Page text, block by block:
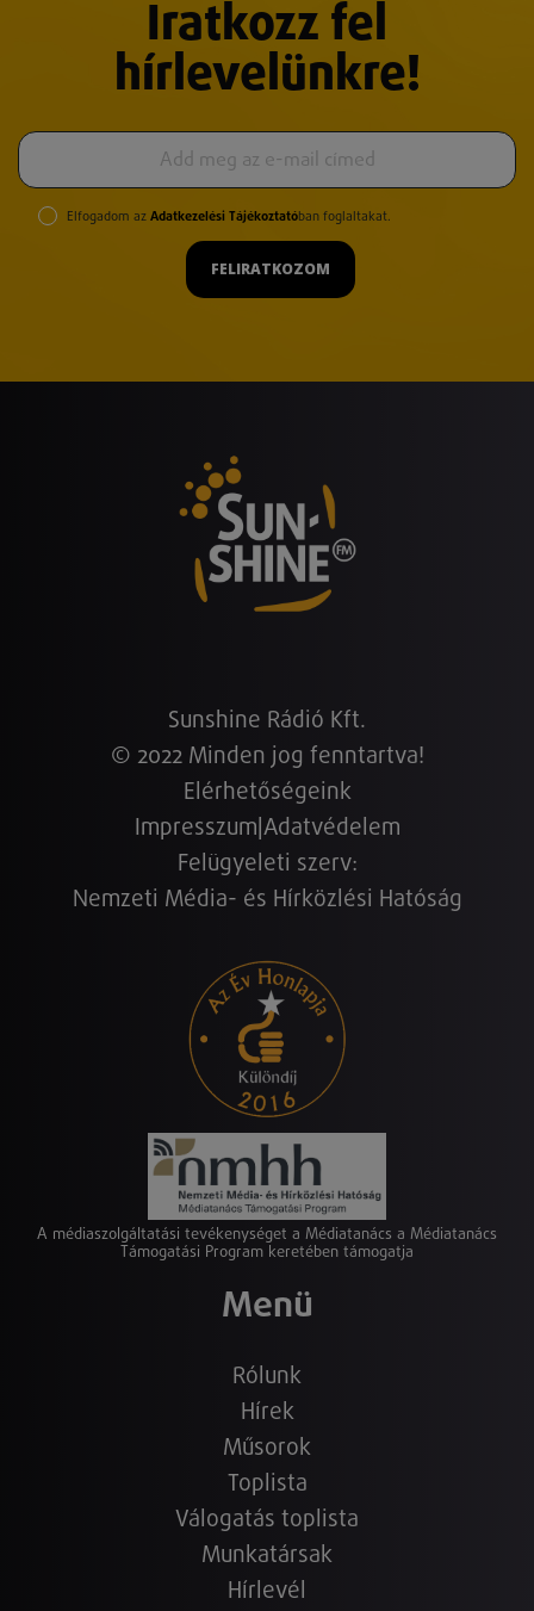
Iratkozz fel
hírlevelünkre!
Elfogadom az Adatkezelési Tájékoztatóban foglaltakat.
FELIRATKOZOM
Sunshine Rádió Kft.
© 2022 Minden jog fenntartva!
Elérhetőségeink
Impresszum Adatvédelem
Felügyeleti szerv:
Nemzeti Média- és Hírközlési Hatóság
A médiaszolgáltatási tevékenységet a Médiatanács a Médiatanács
Támogatási Program keretében támogatja
Menü
Rólunk
Hírek
Műsorok
Toplista
Válogatás toplista
Munkatársak
Hírlevél